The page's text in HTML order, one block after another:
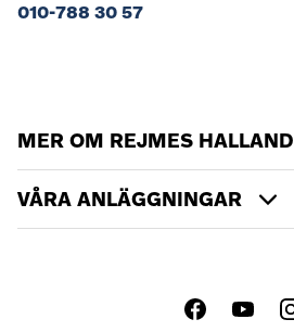
010-788 30 57
MER OM REJMES HALLAND
VÅRA ANLÄGGNINGAR